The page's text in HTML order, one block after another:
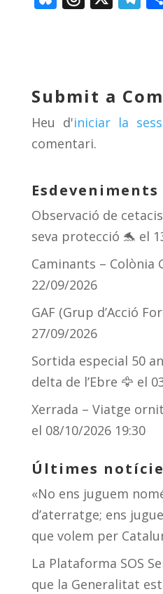
y d
s
a
m
Submit a
Heu d'iniciar la
comentari.
Esdeveniments
Observació de
seva protecció 🐬 el
Caminants – Colònia
22/09/2026
GAF (Grup d’Acció
27/09/2026
Sortida especial 50
delta de l’Ebre 🦅 el
Xerrada – Viatge
el 08/10/2026 19:30
Últimes
«No ens juguem
d’aterratge; ens
que volem per
La Plataforma SOS
que la Generalitat